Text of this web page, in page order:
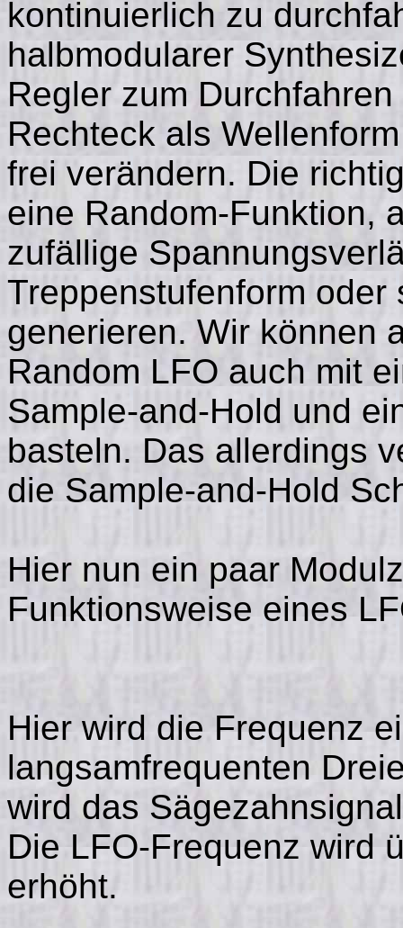
kontinuierlich zu
halbmodularer
Regler zum
Rechteck als
frei verändern. Die
eine Random-Funktion,
zufällige
Treppenstufenform
generieren. Wir können
Random LFO auch mit
Sample-and-Hold und
basteln. Das allerdings
die Sample-and-Hold
Hier nun ein paar
Funktionsweise eines
Hier wird die Frequenz
langsamfrequenten
wird das
Die LFO-Frequenz wird
erhöht.